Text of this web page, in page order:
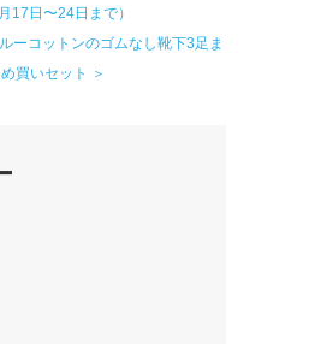
17日〜24日まで）
ーコットンのゴムなし靴下3足ま
め買いセット ＞